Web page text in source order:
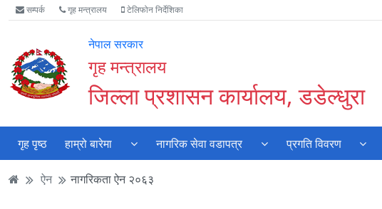
Accessibility
Mode
गर्नुहोस्
मुख्य
सामाग्री
मुख्य
नेभिगेसन
वेबसाइट
खोजमा
सम्पर्क गृह मन्त्रालय टेलिफोन निर्देशिका
नेपाल सरकार
गृह मन्त्रालय
जिल्ला प्रशासन कार्यालय, डडेल्धुरा
गृह पृष्ठ हाम्रो बारेमा नागरिक सेवा वडापत्र प्रगति विवरण
ऐन नागरिकता ऐन २०६३